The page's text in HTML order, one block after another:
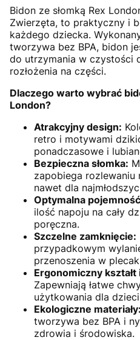
Bidon ze słomką Rex
Zwierzęta, to praktyczny i
każdego dziecka.
tworzywa bez BPA, bidon
do utrzymania w czystości
rozłożenia na części.
Dlaczego warto wybrać
London?
Atrakcyjny design:
retro i motywami
ponadczasowe i
Bezpieczna słomka:
zapobiega rozlewaniu
nawet dla
Optymalna
ilość napoju na cały
poręczna.
Szczelne zamknięcie:
przypadkowym
przenoszenia w
Ergonomiczny
Zapewniają łatwe
użytkowania dla
Ekologiczne materiały:
tworzywa bez BPA i
zdrowia i środowiska.